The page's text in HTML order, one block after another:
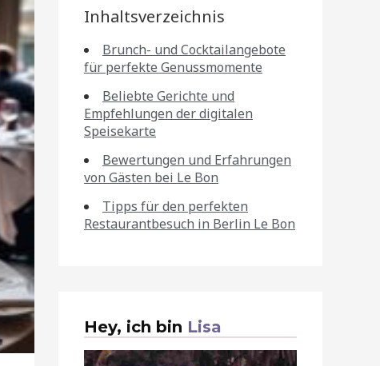
Inhaltsverzeichnis
Brunch- und Cocktailangebote
für perfekte Genussmomente
Beliebte Gerichte und
Empfehlungen der digitalen
Speisekarte
Bewertungen und Erfahrungen
von Gästen bei Le Bon
Tipps für den perfekten
Restaurantbesuch in Berlin Le Bon
Hey, ich bin Lisa